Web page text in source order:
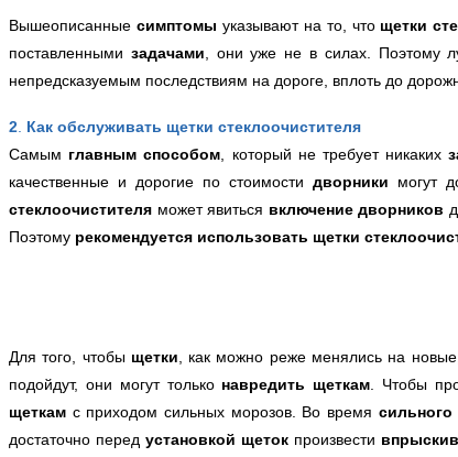
Вышеописанные симптомы указывают на то, что щетки
поставленными задачами, они уже не в силах. Поэтому
непредсказуемым последствиям на дороге, вплоть до
2. Как обслуживать щетки стеклоочистителя
Самым главным способом, который не требует никаких
качественные и дорогие по стоимости дворники могут
стеклоочистителя может явиться включение дворников
Поэтому рекомендуется использовать щетки
Для того, чтобы щетки, как можно реже менялись на
подойдут, они могут только навредить щеткам. Чтобы
щеткам с приходом сильных морозов. Во время
достаточно передустановкой щеток произвести